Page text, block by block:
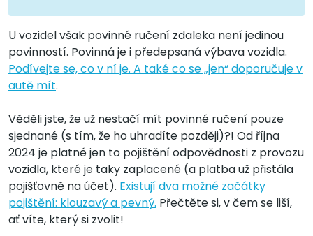
U vozidel však povinné ručení zdaleka není jedinou
povinností. Povinná je i předepsaná výbava vozidla.
Podívejte se, co v ní je. A také co se „jen“ doporučuje v
autě mít.
Věděli jste, že už nestačí mít povinné ručení pouze
sjednané (s tím, že ho uhradíte později)?! Od října
2024 je platné jen to pojištění odpovědnosti z provozu
vozidla, které je taky zaplacené (a platba už přistála
pojišťovně na účet). Existují dva možné začátky
pojištění: klouzavý a pevný. Přečtěte si, v čem se liší,
ať víte, který si zvolit!